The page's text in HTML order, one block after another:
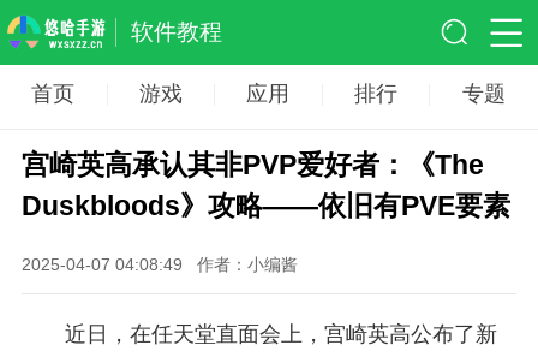
软件教程
首页 游戏 应用 排行 专题
宫崎英高承认其非PVP爱好者：《The
Duskbloods》攻略——依旧有PVE要素
2025-04-07 04:08:49 作者：小编酱
近日，在任天堂直面会上，宫崎英高公布了新